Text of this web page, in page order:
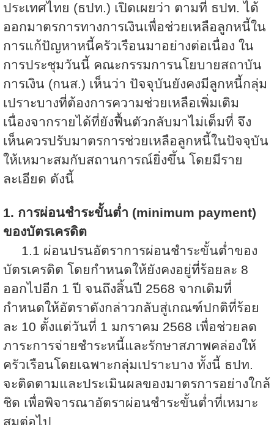
ประเทศไทย (ธปท.) เปิดเผยว่า ตามที่ ธปท. ได้
ออกมาตรการทางการเงินเพื่อช่วยเหลือลูกหนี้ใน
การแก้ปัญหาหนี้ครัวเรือนมาอย่างต่อเนื่อง ใน
การประชุมวันนี้ คณะกรรมการนโยบายสถาบัน
การเงิน (กนส.) เห็นว่า ปัจจุบันยังคงมีลูกหนี้กลุ่ม
เปราะบางที่ต้องการความช่วยเหลือเพิ่มเติม
เนื่องจากรายได้ที่ยังฟื้นตัวกลับมาไม่เต็มที่ จึง
เห็นควรปรับมาตรการช่วยเหลือลูกหนี้ในปัจจุบัน
ให้เหมาะสมกับสถานการณ์ยิ่งขึ้น โดยมีราย
ละเอียด ดังนี้
1. การผ่อนชำระขั้นต่ำ (minimum payment)
ของบัตรเครดิต
1.1 ผ่อนปรนอัตราการผ่อนชำระขั้นต่ำของ
บัตรเครดิต โดยกำหนดให้ยังคงอยู่ที่ร้อยละ 8
ออกไปอีก 1 ปี จนถึงสิ้นปี 2568 จากเดิมที่
กำหนดให้อัตราดังกล่าวกลับสู่เกณฑ์ปกติที่ร้อย
ละ 10 ตั้งแต่วันที่ 1 มกราคม 2568 เพื่อช่วยลด
ภาระการจ่ายชำระหนี้และรักษาสภาพคล่องให้
ครัวเรือนโดยเฉพาะกลุ่มเปราะบาง ทั้งนี้ ธปท.
จะติดตามและประเมินผลของมาตรการอย่างใกล้
ชิด เพื่อพิจารณาอัตราผ่อนชำระขั้นต่ำที่เหมาะ